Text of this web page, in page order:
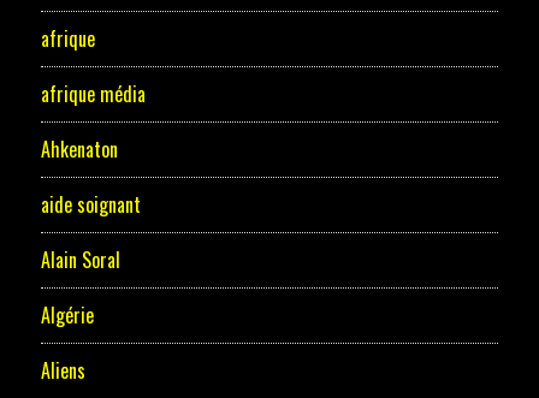
afrique
afrique média
Ahkenaton
aide soignant
Alain Soral
Algérie
Aliens